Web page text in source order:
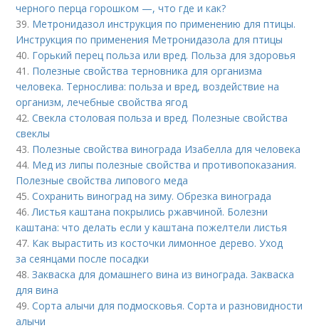
черного перца горошком —, что где и как?
39. Метронидазол инструкция по применению для птицы.
Инструкция по применения Метронидазола для птицы
40. Горький перец польза или вред. Польза для здоровья
41. Полезные свойства терновника для организма
человека. Тернослива: польза и вред, воздействие на
организм, лечебные свойства ягод
42.Свекла столовая польза и вред. Полезные свойства
свеклы
43. Полезные свойства винограда Изабелла для человека
44. Мед из липы полезные свойства и противопоказания.
Полезные свойства липового меда
45.Сохранить виноград на зиму. Обрезка винограда
46. Листья каштана покрылись ржавчиной. Болезни
каштана: что делать если у каштана пожелтели листья
47. Как вырастить из косточки лимонное дерево. Уход
за сеянцами после посадки
48.Закваска для домашнего вина из винограда. Закваска
для вина
49.Сорта алычи для подмосковья. Сорта и разновидности
алычи